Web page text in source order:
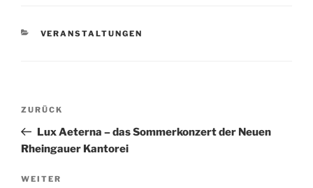
KATEGORIEN
VERANSTALTUNGEN
Beitragsnavigation
Vorheriger
Beitrag
ZURÜCK
Lux Aeterna – das Sommerkonzert der Neuen
Rheingauer Kantorei
Nächster
WEITER